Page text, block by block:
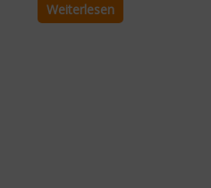
Weiterlesen